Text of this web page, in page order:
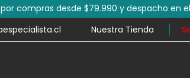
por compras desde $79.990 y despacho en
Nuestra Tienda